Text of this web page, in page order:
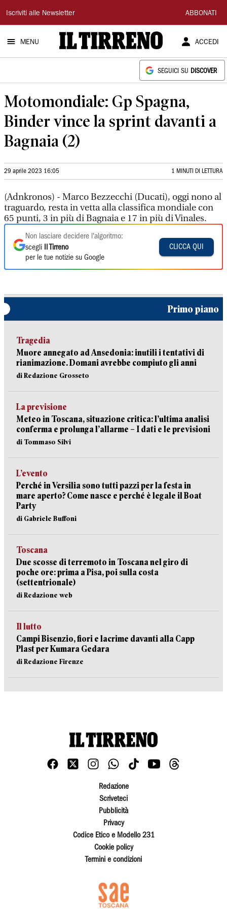
Il
Tirreno
Iscriviti alle Newsletter ABBONATI
MENU ACCEDI
SEGUICI SU DISCOVER
Motomondiale: Gp Spagna,
Binder vince la sprint davanti a
Bagnaia (2)
29 aprile 2023 16:05 1 MINUTI DI LETTURA
(Adnkronos) - Marco Bezzecchi (Ducati), oggi nono al
traguardo, resta in vetta alla classifica mondiale con
65 punti, 3 in più di Bagnaia e 17 in più di Vinales.
Non lasciare decidere l'algoritmo:
scegli
Il Tirreno
per le tue notizie su Google
CLICCA QUI
Primo piano
Tragedia
Muore annegato ad Ansedonia: inutili i tentativi di
rianimazione. Domani avrebbe compiuto gli anni
di Redazione Grosseto
La previsione
Meteo in Toscana, situazione critica: l’ultima analisi
conferma e prolunga l’allarme – I dati e le previsioni
di Tommaso Silvi
L’evento
Perché in Versilia sono tutti pazzi per la festa in
mare aperto? Come nasce e perché è legale il Boat
Party
di Gabriele Buffoni
Toscana
Due scosse di terremoto in Toscana nel giro di
poche ore: prima a Pisa, poi sulla costa
(settentrionale)
di Redazione web
Il lutto
Campi Bisenzio, fiori e lacrime davanti alla Capp
Plast per Kumara Gedara
di Redazione Firenze
Redazione
Scriveteci
Pubblicità
Privacy
Codice Etico e Modello 231
Cookie policy
Termini e condizioni